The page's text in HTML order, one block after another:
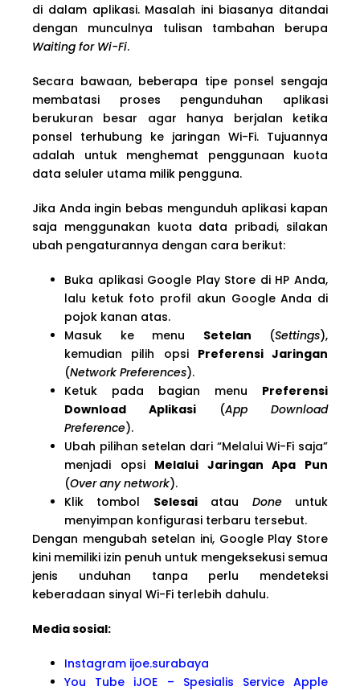
di dalam aplikasi. Masalah ini biasanya ditandai
dengan munculnya tulisan tambahan berupa
Waiting for Wi-Fi.
Secara bawaan, beberapa tipe ponsel sengaja
membatasi proses pengunduhan aplikasi
berukuran besar agar hanya berjalan ketika
ponsel terhubung ke jaringan Wi-Fi. Tujuannya
adalah untuk menghemat penggunaan kuota
data seluler utama milik pengguna.
Jika Anda ingin bebas mengunduh aplikasi kapan
saja menggunakan kuota data pribadi, silakan
ubah pengaturannya dengan cara berikut:
Buka aplikasi Google Play Store di HP Anda,
lalu ketuk foto profil akun Google Anda di
pojok kanan atas.
Masuk ke menu Setelan (Settings),
kemudian pilih opsi Preferensi Jaringan
(Network Preferences).
Ketuk pada bagian menu Preferensi
Download Aplikasi (App Download
Preference).
Ubah pilihan setelan dari “Melalui Wi-Fi saja”
menjadi opsi Melalui Jaringan Apa Pun
(Over any network).
Klik tombol Selesaiatau Doneuntuk
menyimpan konfigurasi terbaru tersebut.
Dengan mengubah setelan ini, Google Play Store
kini memiliki izin penuh untuk mengeksekusi semua
jenis unduhan tanpa perlu mendeteksi
keberadaan sinyal Wi-Fi terlebih dahulu.
Media sosial:
Instagram ijoe.surabaya
You Tube iJOE – Spesialis Service Apple